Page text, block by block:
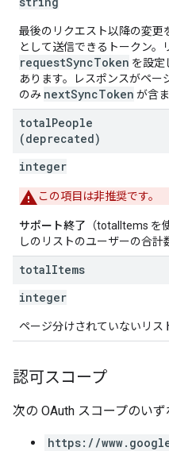
最後のリクエスト以降の変更
として送信できるトークン。
requestSyncToken を設定
あります。レスポンスがペー
のみ nextSyncToken が含
totalPeople
(deprecated)
integer
この項目は非推奨です。
サポート終了 （totalItems を
しのリストのユーザーの合計
totalItems
integer
ページ分けされていないリス
認可スコープ
次の OAuth スコープのいず
https://